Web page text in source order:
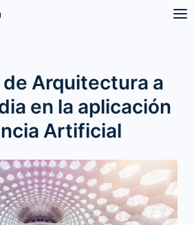
Arquitectura a
en la aplicación
Artificial